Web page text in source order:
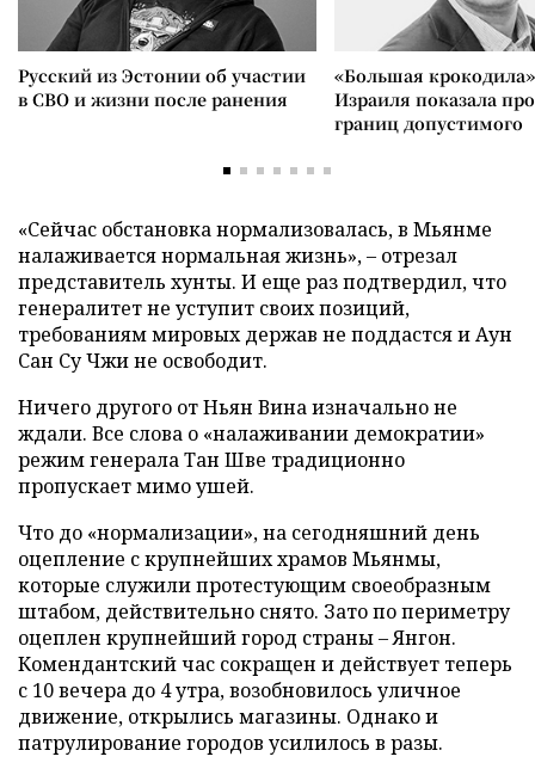
Русский из Эстонии об участии
в СВО и жизни после ранения
«Большая
Израиля показала
границ допустимого
«Сейчас обстановка нормализовалась, в Мьянме
налаживается нормальная жизнь», – отрезал
представитель хунты. И еще раз подтвердил, что
генералитет не уступит своих позиций,
требованиям мировых держав не поддастся и Аун
Сан Су Чжи не освободит.
Ничего другого от Ньян Вина изначально не
ждали. Все слова о «налаживании демократии»
режим генерала Тан Шве традиционно
пропускает мимо ушей.
Что до «нормализации», на сегодняшний день
оцепление с крупнейших храмов Мьянмы,
которые служили протестующим своеобразным
штабом, действительно снято. Зато по периметру
оцеплен крупнейший город страны – Янгон.
Комендантский час сокращен и действует теперь
с 10 вечера до 4 утра, возобновилось уличное
движение, открылись магазины. Однако и
патрулирование городов усилилось в разы.